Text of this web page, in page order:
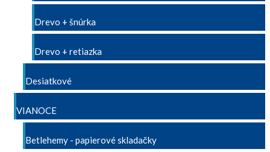
Drevo + šnúrka
Drevo + retiazka
Desiatkové
VIANOCE
Betlehemy - papierové skladačky